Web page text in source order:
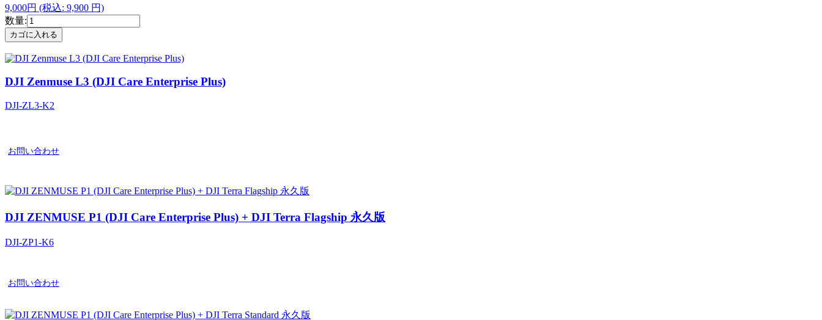
9,000円 (税込: 9,900 円)
数量:
DJI Zenmuse L3 (DJI Care Enterprise Plus)
DJI-ZL3-K2
お問い合わせ
DJI ZENMUSE P1 (DJI Care Enterprise Plus) + DJI Terra Flagship 永久版
DJI-ZP1-K6
お問い合わせ